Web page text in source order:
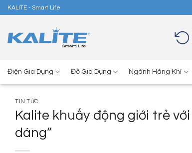
SkipKALITE - Smart Life
Điện Gia Dụng Đồ Gia Dụng Ngành Hàng Khí
TIN TỨC
Kalite khuấy động giới trẻ
dáng”